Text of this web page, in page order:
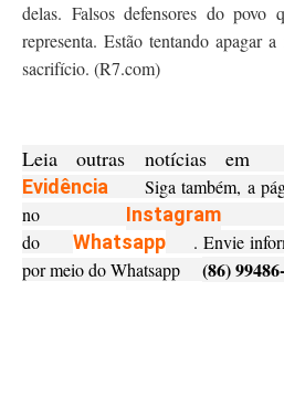
delas. Falsos defensores do povo
representa. Estão tentando apagar
sacrifício. (R7.com)
Leia outras
Evidência Siga também, a
no Instagram,
doWhatsapp . Envie
por meio do Whatsapp (86)